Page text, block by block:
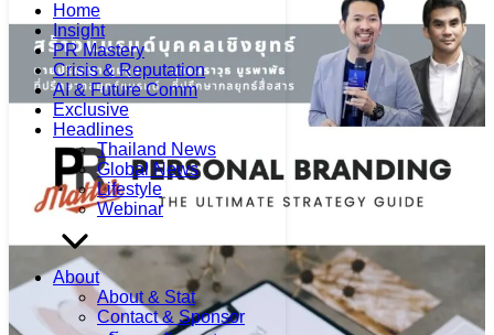
Home
Insight
PR Mastery
Crisis & Reputation
AI & Future Comm
Exclusive
Headlines
Thailand News
Global News
Lifestyle
Webinar
About
About & Stat
Contact & Sponsor